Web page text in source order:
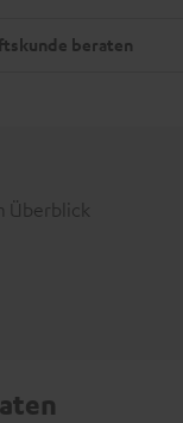
beraten
Überblick